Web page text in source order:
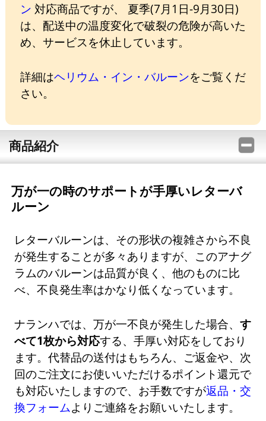
ン 対応商品ですが、 夏季(7月1日-9月30日)
は、配送中の温度変化で破裂の危険が高いた
め、サービスを休止しています。
詳細はヘリウム・イン・バルーンをご覧くだ
さい。
商品紹介
万が一の時のサポートが手厚いレターバ
ルーン
レターバルーンは、その形状の複雑さから不良
が発生することが多々ありますが、このアナグ
ラムのバルーンは品質が良く、他のものに比
べ、不良発生率はかなり低くなっています。
ナランハでは、万が一不良が発生した場合、す
べて1枚から対応する、手厚い対応をしており
ます。代替品の送付はもちろん、ご返金や、次
回のご注文にお使いいただけるポイント還元で
も対応いたしますので、お手数ですが返品・交
換フォームよりご連絡をお願いいたします。